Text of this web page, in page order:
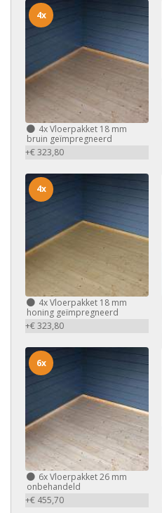
4xVloerpakket 18 mm
bruin geïmpregneerd
+€ 323,80
4x
4xVloerpakket 18 mm
honing geïmpregneerd
+€ 323,80
4x
6xVloerpakket 26 mm
onbehandeld
+€ 455,70
6x